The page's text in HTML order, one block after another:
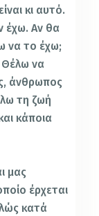
κι αυτό.
έχω. Αν θα
να το έχω;
Θέλω να
άνθρωπος
τη ζωή
κάποια
μας
έρχεται
κατά